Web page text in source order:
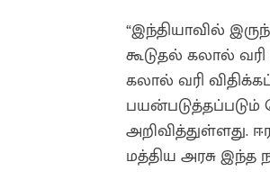
“இந்தியாவில்
கூடுதல் கலால் வரி
கலால் வரி
அறிவித்துள்ளது.
மத்திய அரசு இந்த